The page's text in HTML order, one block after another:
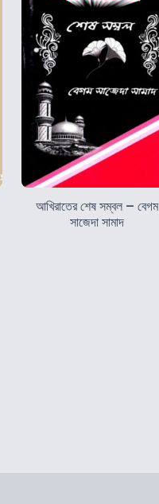
আখিরাতের শেষ সম্বল – বেগম
সাজেদা সামাদ